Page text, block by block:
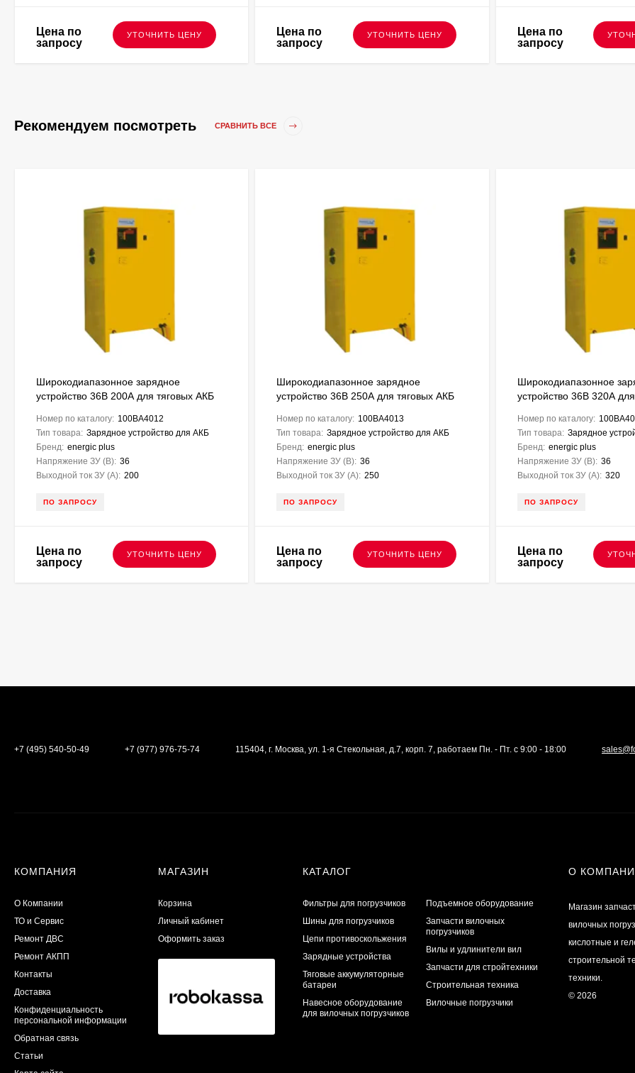
Цена по
запросу
УТОЧНИТЬ ЦЕНУ
Цена по
запросу
УТОЧНИТЬ ЦЕНУ
Цена по
запросу
Рекомендуем посмотреть СРАВНИТЬ ВСЕ
Широкодиапазонное зарядное
устройство 36В 200А для тяговых АКБ
Номер по каталогу: 100BA4012
Тип товара: Зарядное устройство для АКБ
Бренд: energic plus
Напряжение ЗУ (В): 36
Выходной ток ЗУ (A): 200
ПО ЗАПРОСУ
Цена по
запросу
УТОЧНИТЬ ЦЕНУ
Широкодиапазонное зарядное
устройство 36В 250А для тяговых АКБ
Номер по каталогу: 100BA4013
Тип товара: Зарядное устройство для АКБ
Бренд: energic plus
Напряжение ЗУ (В): 36
Выходной ток ЗУ (A): 250
ПО ЗАПРОСУ
Цена по
запросу
УТОЧНИТЬ ЦЕНУ
Широкодиапазонное
устройство 36В 320А
Номер по каталогу:
Тип товара: Зарядное
Бренд: energic plus
Напряжение ЗУ (В): 36
Выходной ток ЗУ (A): 320
ПО ЗАПРОСУ
Цена по
запросу
+7 (495) 540-50-49 +7 (977) 976-75-74 115404, г. Москва, ул. 1-я Стекольная, д.7, корп. 7, работаем Пн. - Пт. с 9:00 - 18:00
КОМПАНИЯ
О Компании
ТО и Сервис
​Ремонт ДВС
Ремонт АКПП
Контакты
Доставка
Конфиденциальность
персональной информации
Обратная связь
Статьи
МАГАЗИН
Корзина
Личный кабинет
Оформить заказ
КАТАЛОГ
Фильтры для погрузчиков
Шины для погрузчиков
Цепи противоскольжения
Зарядные устройства
Тяговые аккумуляторные
батареи
Навесное оборудование
для вилочных погрузчиков
Подъемное оборудование
Запчасти вилочных
погрузчиков
Вилы и удлинители вил
Запчасти для стройтехники
Строительная техника
Вилочные погрузчики
О
Магазин
вилочных
кислотные и
строительной
техники.
© 2026